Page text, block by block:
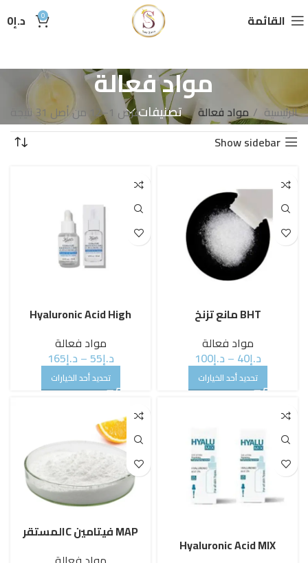
القائمة 0 د.إ0
مواد فعالة
تصنيفات الرئيسية مواد فعالة
عرض 1–12 من أصل 31 نتيجة
Show sidebar
BHT مانع تزنخ
مواد فعالة
د.إ40
– د.إ100
تحديد أحد الخيارات
Hyaluronic Acid High
مواد فعالة
د.إ55
– د.إ165
تحديد أحد الخيارات
Hyaluronic Acid MIX
MAP فيتامين Cالمستقر